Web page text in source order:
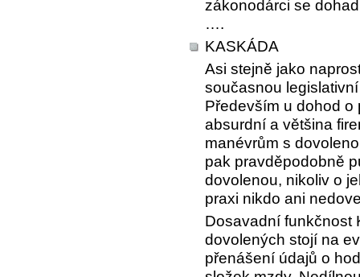
zákonodárci se
….
KASKÁDA
Asi stejně jako
současnou
Především u dohod o
absurdní a většina
manévrům s
pak pravděpodobně
dovolenou, nikoliv o
praxi nikdo ani
Dosavadní funkčnost
dovolených stojí na
přenášení údajů o